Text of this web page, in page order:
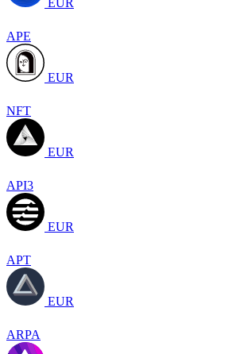
APE
EUR
NFT
EUR
API3
EUR
APT
EUR
ARPA